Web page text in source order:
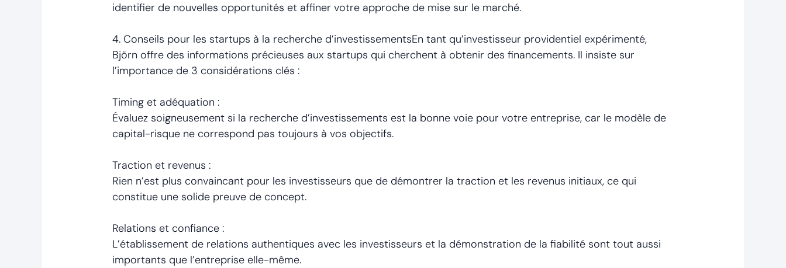
identifier de nouvelles opportunités et affiner votre approche de mise sur le marché.
4. Conseils pour les startups à la recherche d’investissementsEn tant qu’investisseur providentiel expérimenté,
Björn offre des informations précieuses aux startups qui cherchent à obtenir des financements. Il insiste sur
l’importance de 3 considérations clés :
Timing et adéquation :
Évaluez soigneusement si la recherche d’investissements est la bonne voie pour votre entreprise, car le modèle de
capital-risque ne correspond pas toujours à vos objectifs.
Traction et revenus :
Rien n’est plus convaincant pour les investisseurs que de démontrer la traction et les revenus initiaux, ce qui
constitue une solide preuve de concept.
Relations et confiance :
L’établissement de relations authentiques avec les investisseurs et la démonstration de la fiabilité sont tout aussi
importants que l’entreprise elle-même.